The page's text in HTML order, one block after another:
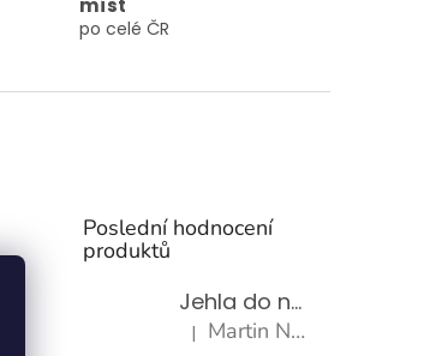
míst
po celé ČR
Poslední hodnocení
produktů
Jehla do nádrže k nezávislému topení
Hodnocení produktu je 5 z 5
| Martin Nevrlý